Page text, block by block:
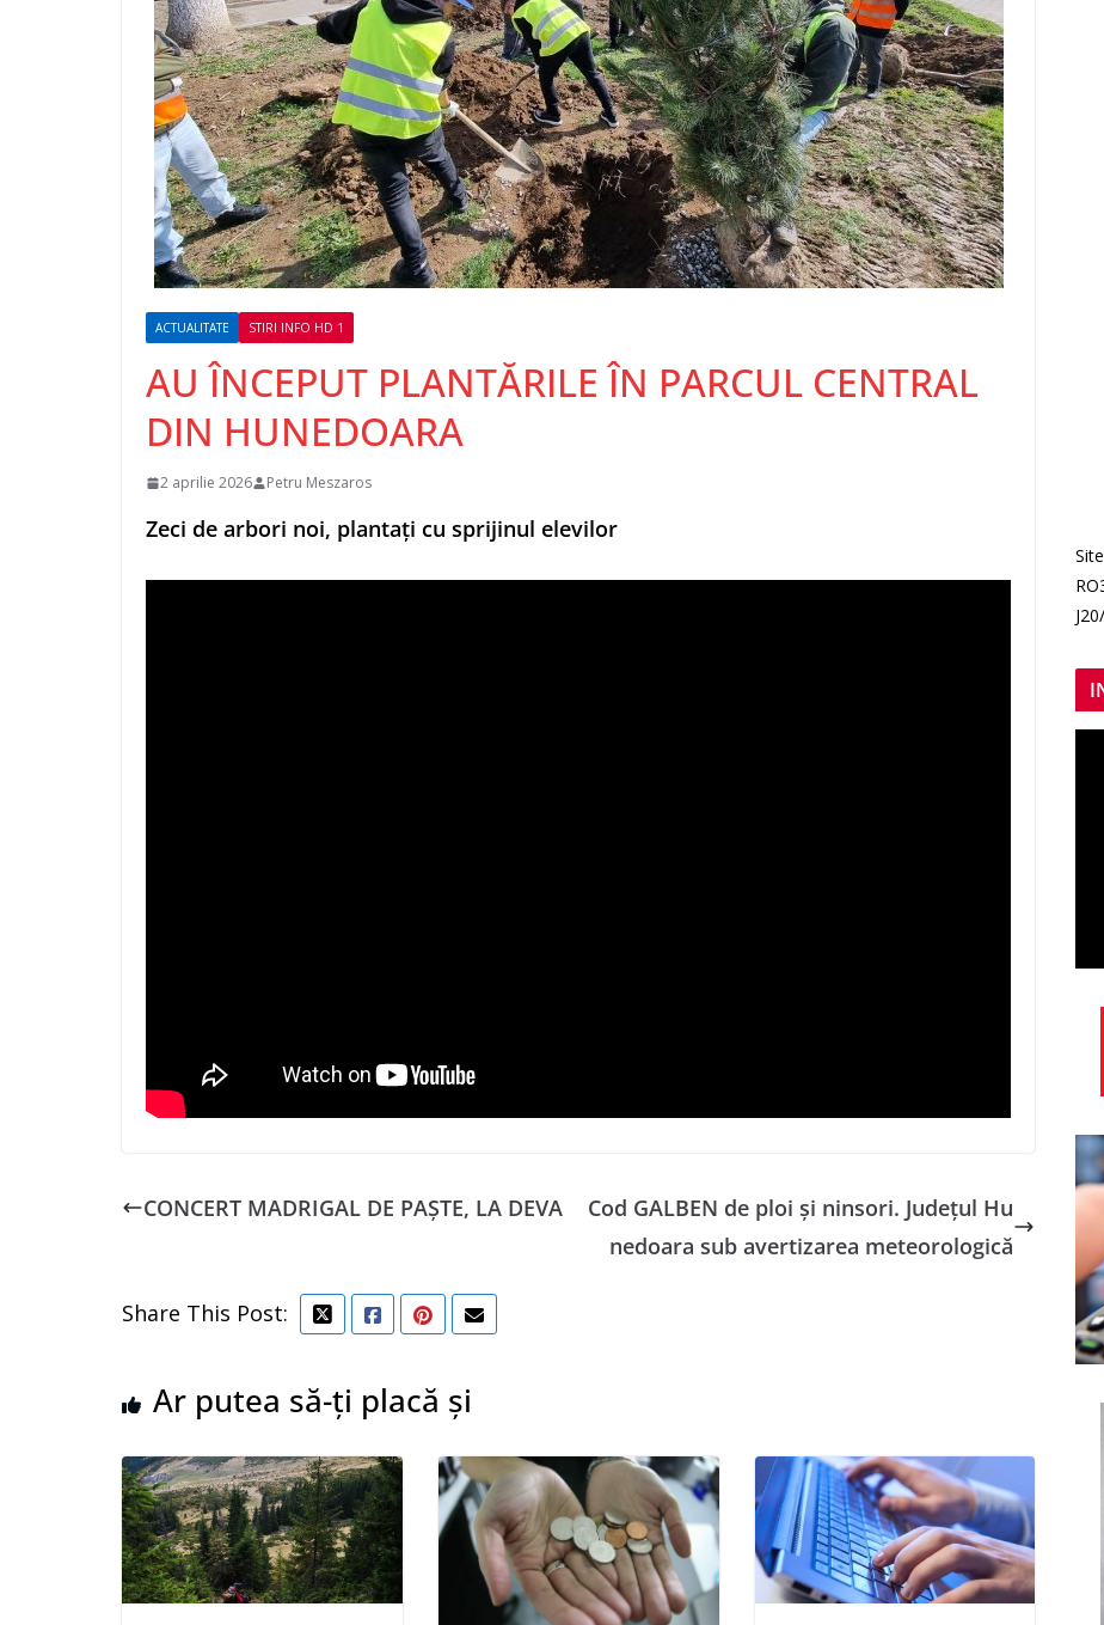
ACTUALITATE STIRI INFO HD 1
AU ÎNCEPUT PLANTĂRILE ÎN PARCUL CENTRAL
DIN HUNEDOARA
2 aprilie 2026 Petru Meszaros
Zeci de arbori noi, plantați cu sprijinul elevilor
CONCERT MADRIGAL DE PAȘTE, LA DEVA
Cod GALBEN de ploi și ninsori. Județul Hu
nedoara sub avertizarea meteorologică
Share This Post:
Ar putea să-ți placă și